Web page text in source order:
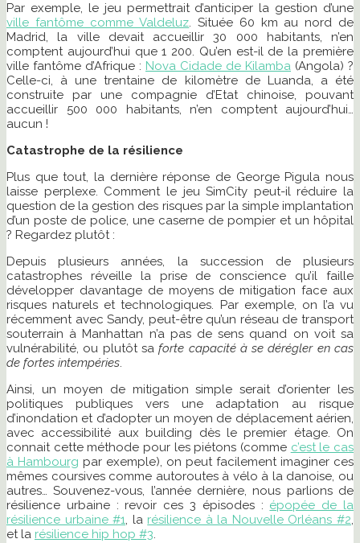
Par exemple, le jeu permettrait d’anticiper la gestion d’une
ville fantôme comme Valdeluz. Située 60 km au nord de
Madrid, la ville devait accueillir 30 000 habitants, n’en
comptent aujourd’hui que 1 200. Qu’en est-il de la première
ville fantôme d’Afrique : Nova Cidade de Kilamba (Angola) ?
Celle-ci, à une trentaine de kilomètre de Luanda, a été
construite par une compagnie d’Etat chinoise, pouvant
accueillir 500 000 habitants, n’en comptent aujourd’hui…
aucun !
Catastrophe de la résilience
Plus que tout, la dernière réponse de George Pigula nous
laisse perplexe. Comment le jeu SimCity peut-il réduire la
question de la gestion des risques par la simple implantation
d’un poste de police, une caserne de pompier et un hôpital
? Regardez plutôt :
Depuis plusieurs années, la succession de plusieurs
catastrophes réveille la prise de conscience qu’il faille
développer davantage de moyens de mitigation face aux
risques naturels et technologiques. Par exemple, on l’a vu
récemment avec Sandy, peut-être qu’un réseau de transport
souterrain à Manhattan n’a pas de sens quand on voit sa
vulnérabilité, ou plutôt saforte capacité à se dérégler en cas
de fortes intempéries.
Ainsi, un moyen de mitigation simple serait d’orienter les
politiques publiques vers une adaptation au risque
d’inondation et d’adopter un moyen de déplacement aérien,
avec accessibilité aux building dès le premier étage. On
connait cette méthode pour les piétons (comme c’est le cas
à Hambourg par exemple), on peut facilement imaginer ces
mêmes coursives comme autoroutes à vélo à la danoise, ou
autres… Souvenez-vous, l’année dernière, nous parlions de
résilience urbaine : revoir ces 3 épisodes : épopée de la
résilience urbaine #1, la résilience à la Nouvelle Orléans #2,
et la résilience hip hop #3.